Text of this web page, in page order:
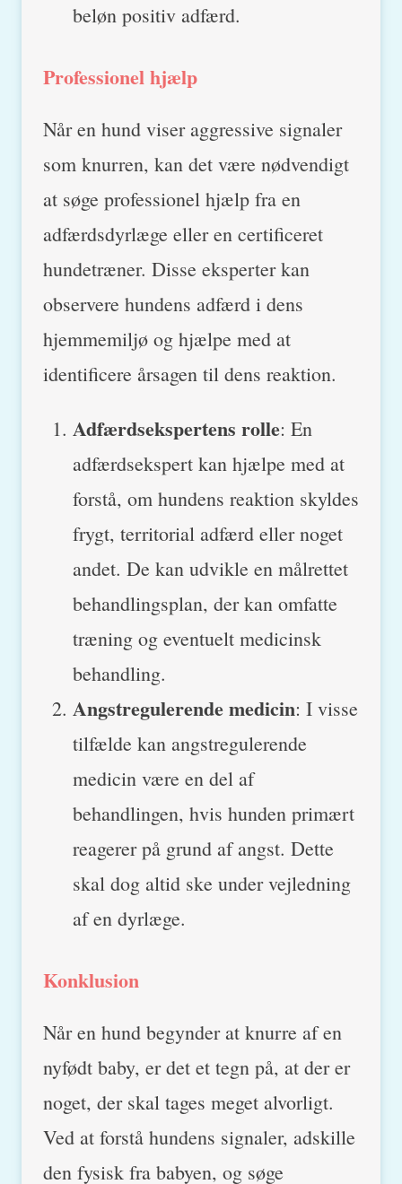
beløn positiv adfærd.
Professionel hjælp
Når en hund viser aggressive signaler
som knurren, kan det være nødvendigt
at søge professionel hjælp fra en
adfærdsdyrlæge eller en certificeret
hundetræner. Disse eksperter kan
observere hundens adfærd i dens
hjemmemiljø og hjælpe med at
identificere årsagen til dens reaktion.
Adfærdsekspertens rolle: En
adfærdsekspert kan hjælpe med at
forstå, om hundens reaktion skyldes
frygt, territorial adfærd eller noget
andet. De kan udvikle en målrettet
behandlingsplan, der kan omfatte
træning og eventuelt medicinsk
behandling.
Angstregulerende medicin: I visse
tilfælde kan angstregulerende
medicin være en del af
behandlingen, hvis hunden primært
reagerer på grund af angst. Dette
skal dog altid ske under vejledning
af en dyrlæge.
Konklusion
Når en hund begynder at knurre af en
nyfødt baby, er det et tegn på, at der er
noget, der skal tages meget alvorligt.
Ved at forstå hundens signaler, adskille
den fysisk fra babyen, og søge